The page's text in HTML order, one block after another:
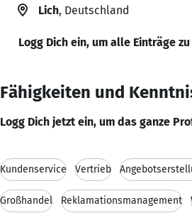
Lich, Deutschland
Logg Dich ein, um alle Einträge
Fähigkeiten und
Logg Dich jetzt ein, um das ganze
Kundenservice Vertrieb
Großhandel Reklamationsmanagement